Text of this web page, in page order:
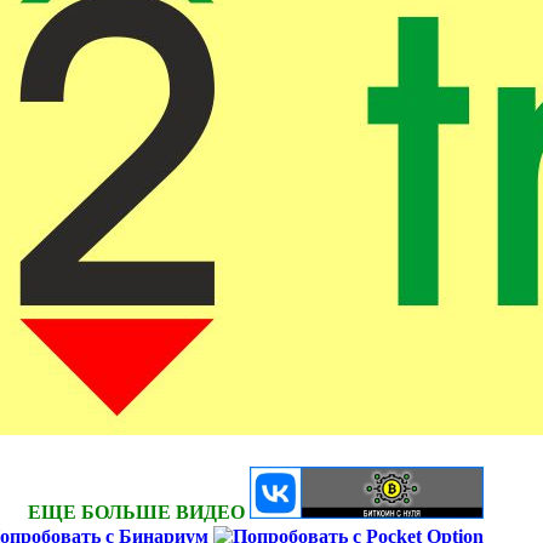
ЕЩЕ БОЛЬШЕ ВИДЕО